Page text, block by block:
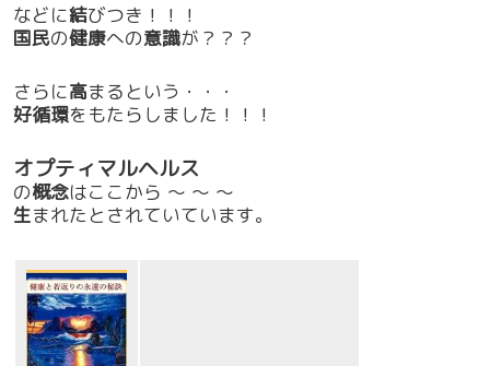
などに結びつき！！！
国民の健康への意識が？？？
さらに高まるという・・・
好循環をもたらしました！！！
オプティマルヘルス
の概念はここから ～ ～ ～
生まれたとされていています。